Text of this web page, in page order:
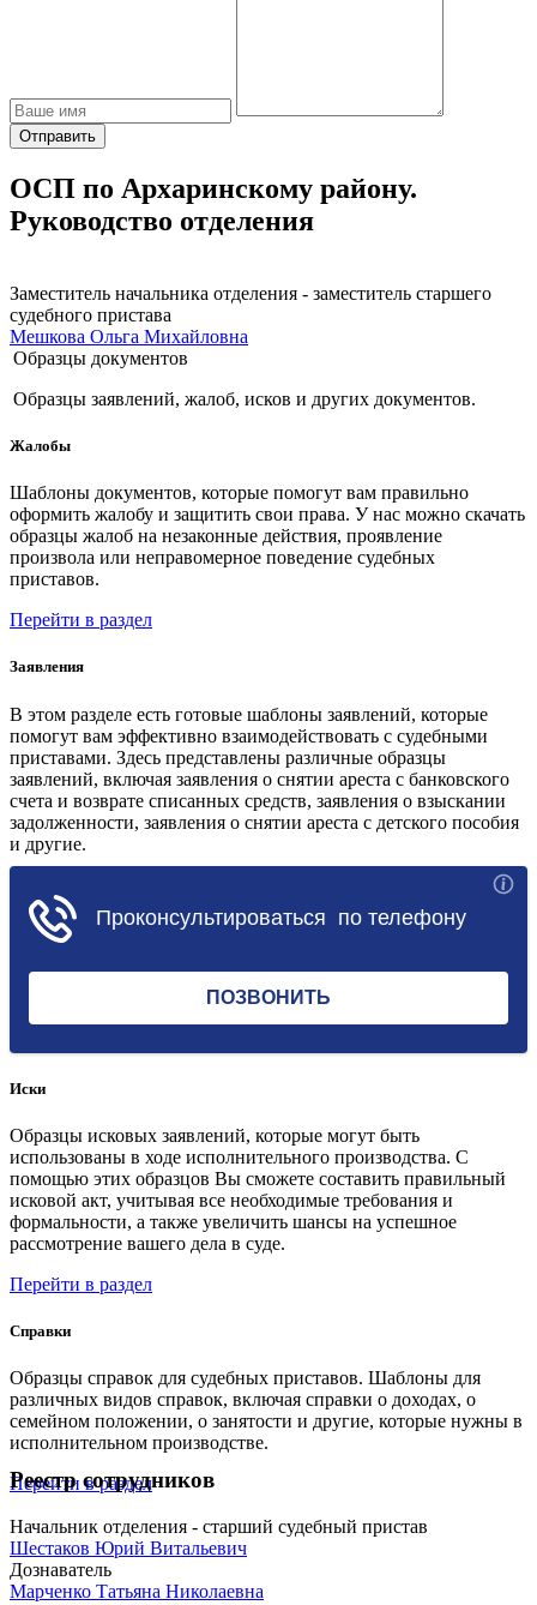
Отправить
ОСП по Архаринскому району.
Руководство отделения
Заместитель начальника отделения - заместитель старшего
судебного пристава
Мешкова Ольга Михайловна
Образцы документов
Образцы заявлений, жалоб, исков и других документов.
Жалобы
Шаблоны документов, которые помогут вам правильно
оформить жалобу и защитить свои права. У нас можно скачать
образцы жалоб на незаконные действия, проявление
произвола или неправомерное поведение судебных
приставов.
Перейти в раздел
Заявления
В этом разделе есть готовые шаблоны заявлений, которые
помогут вам эффективно взаимодействовать с судебными
приставами. Здесь представлены различные образцы
заявлений, включая заявления о снятии ареста с банковского
счета и возврате списанных средств, заявления о взыскании
задолженности, заявления о снятии ареста с детского пособия
и другие.
Иски
Образцы исковых заявлений, которые могут быть
использованы в ходе исполнительного производства. С
помощью этих образцов Вы сможете составить правильный
исковой акт, учитывая все необходимые требования и
формальности, а также увеличить шансы на успешное
рассмотрение вашего дела в суде.
Перейти в раздел
Справки
Образцы справок для судебных приставов. Шаблоны для
различных видов справок, включая справки о доходах, о
семейном положении, о занятости и другие, которые нужны в
исполнительном производстве.
Перейти в раздел
Реестр сотрудников
Начальник отделения - старший судебный пристав
Шестаков Юрий Витальевич
Дознаватель
Марченко Татьяна Николаевна